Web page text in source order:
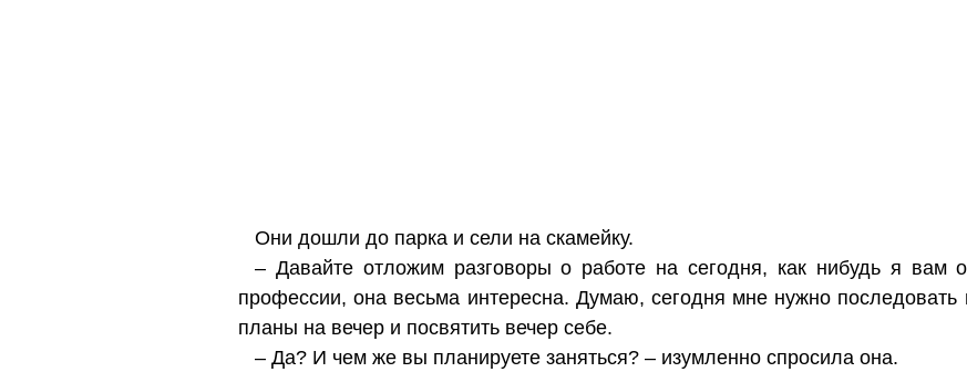
Они дошли до парка и сели на скамейку.
– Давайте отложим разговоры о работе на сегодня, как нибудь я вам
профессии, она весьма интересна. Думаю, сегодня мне нужно последовать
планы на вечер и посвятить вечер себе.
– Да? И чем же вы планируете заняться? – изумленно спросила она.